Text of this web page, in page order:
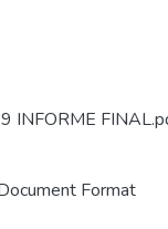
Format